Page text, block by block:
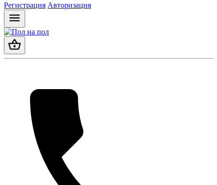
Регистрация Авторизация